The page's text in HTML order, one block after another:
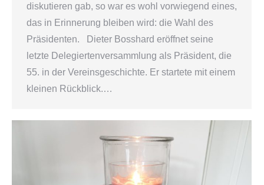
diskutieren gab, so war es wohl vorwiegend eines,
das in Erinnerung bleiben wird: die Wahl des
Präsidenten. Dieter Bosshard eröffnet seine
letzte Delegiertenversammlung als Präsident, die
55. in der Vereinsgeschichte. Er startete mit einem
kleinen Rückblick.…